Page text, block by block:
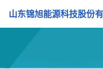
山东锦旭能源科技股份